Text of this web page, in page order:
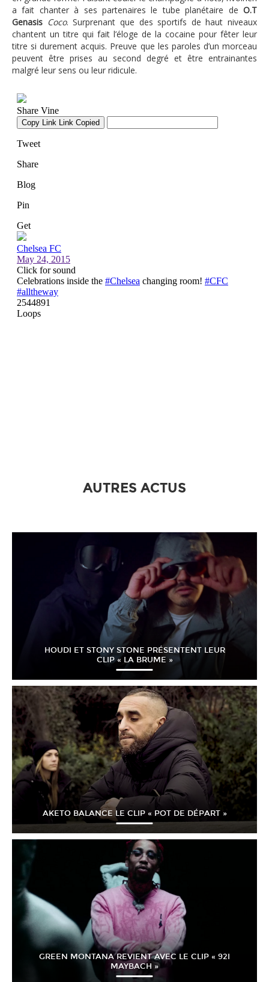
a fait chanter à ses partenaires le tube planétaire de O.T
Genasis Coco. Surprenant que des sportifs de haut niveaux
chantent un titre qui fait l’éloge de la cocaine pour fêter leur
titre si durement acquis. Preuve que les paroles d’un morceau
peuvent être prises au second degré et être entrainantes
malgré leur sens ou leur ridicule.
AUTRES ACTUS
HOUDI ET STONY STONE PRÉSENTENT LEUR
CLIP « LA BRUME »
AKETO BALANCE LE CLIP « POT DE DÉPART »
GREEN MONTANA REVIENT AVEC LE CLIP « 92I
MAYBACH »